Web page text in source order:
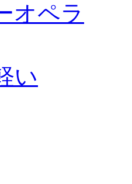
オペラ
い